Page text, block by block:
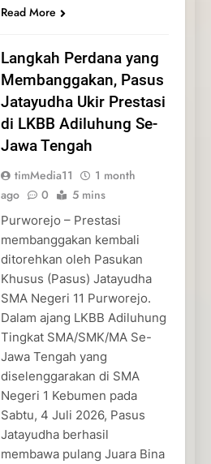
Read More
Langkah Perdana yang
Membanggakan, Pasus
Jatayudha Ukir Prestasi
di LKBB Adiluhung Se-
Jawa Tengah
timMedia11
1 month
ago
0 5 mins
Purworejo – Prestasi
membanggakan kembali
ditorehkan oleh Pasukan
Khusus (Pasus) Jatayudha
SMA Negeri 11 Purworejo.
Dalam ajang LKBB Adiluhung
Tingkat SMA/SMK/MA Se-
Jawa Tengah yang
diselenggarakan di SMA
Negeri 1 Kebumen pada
Sabtu, 4 Juli 2026, Pasus
Jatayudha berhasil
membawa pulang Juara Bina